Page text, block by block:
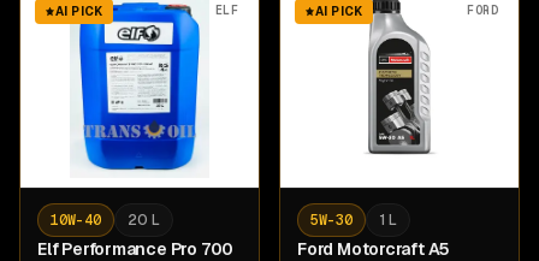
AI PICK ELF
10W-40 20 L
Elf Performance Pro 700
AI PICK FORD
5W-30 1 L
Ford Motorcraft A5